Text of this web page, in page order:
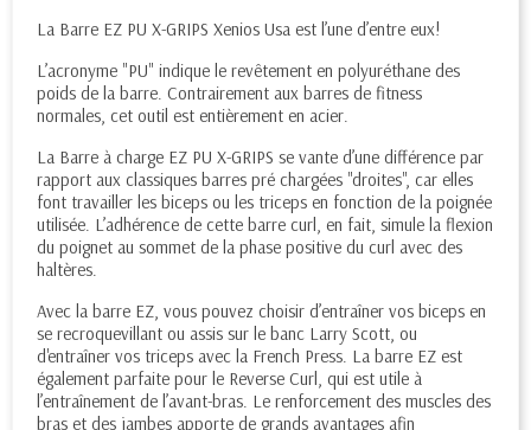
La Barre EZ PU X-GRIPS Xenios Usa est l’une d’entre eux!
L’acronyme "PU" indique le revêtement en polyuréthane des
poids de la barre. Contrairement aux barres de fitness
normales, cet outil est entièrement en acier.
La Barre à charge EZ PU X-GRIPS se vante d’une différence par
rapport aux classiques barres pré chargées "droites", car elles
font travailler les biceps ou les triceps en fonction de la poignée
utilisée. L’adhérence de cette barre curl, en fait, simule la flexion
du poignet au sommet de la phase positive du curl avec des
haltères.
Avec la barre EZ, vous pouvez choisir d’entraîner vos biceps en
se recroquevillant ou assis sur le banc Larry Scott, ou
d'entraîner vos triceps avec la French Press. La barre EZ est
également parfaite pour le Reverse Curl, qui est utile à
l’entraînement de l’avant-bras. Le renforcement des muscles des
bras et des jambes apporte de grands avantages afin